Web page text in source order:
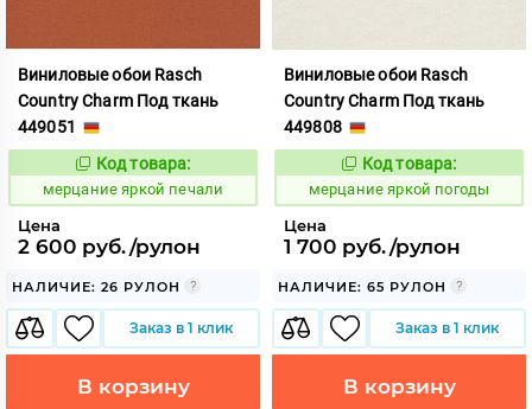
Виниловые обои Rasch
Country Charm Под ткань
449051
975820
Код товара:
мерцание яркой печали
Цена
2 600 руб./рулон
НАЛИЧИЕ: 26 РУЛОН
Заказ в 1 клик
В корзину
Виниловые обои Rasch
Country Charm Под ткань
449808
975821
Код товара:
мерцание яркой погоды
Цена
1 700 руб./рулон
НАЛИЧИЕ: 65 РУЛОН
Заказ в 1 клик
В корзину